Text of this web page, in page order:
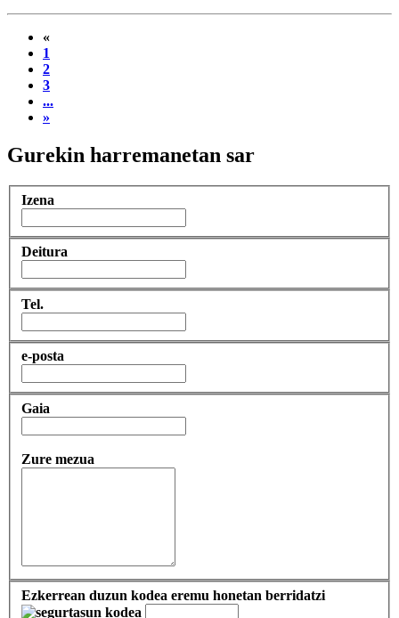
«
1
2
3
...
»
Gurekin harremanetan sar
Izena
Deitura
Tel.
e-posta
Gaia
Zure mezua
Ezkerrean duzun kodea eremu honetan berridatzi